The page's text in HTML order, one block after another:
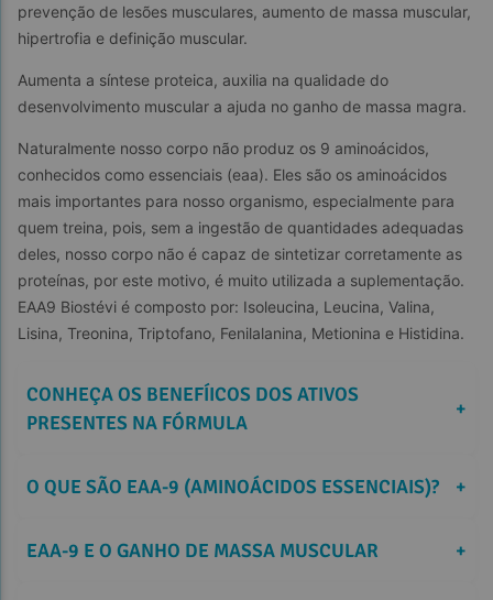
prevenção de lesões musculares, aumento de massa muscular,
hipertrofia e definição muscular.
Aumenta a síntese proteica, auxilia na qualidade do
desenvolvimento muscular a ajuda no ganho de massa magra.
Naturalmente nosso corpo não produz os 9 aminoácidos,
conhecidos como essenciais (eaa). Eles são os aminoácidos
mais importantes para nosso organismo, especialmente para
quem treina, pois, sem a ingestão de quantidades adequadas
deles, nosso corpo não é capaz de sintetizar corretamente as
proteínas, por este motivo, é muito utilizada a suplementação.
EAA9 Biostévi é composto por: Isoleucina, Leucina, Valina,
Lisina, Treonina, Triptofano, Fenilalanina, Metionina e Histidina.
CONHEÇA OS BENEFÍICOS DOS ATIVOS
PRESENTES NA FÓRMULA
+
O QUE SÃO EAA-9 (AMINOÁCIDOS ESSENCIAIS)? +
EAA-9 E O GANHO DE MASSA MUSCULAR +